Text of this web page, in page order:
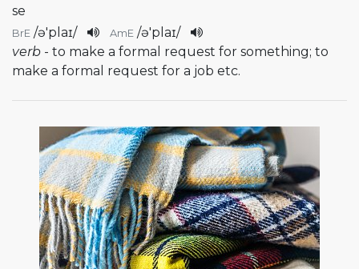
se
BrE /ə'plaɪ/ AmE /ə'plaɪ/
verb - to make a formal request for something; to
make a formal request for a job etc.